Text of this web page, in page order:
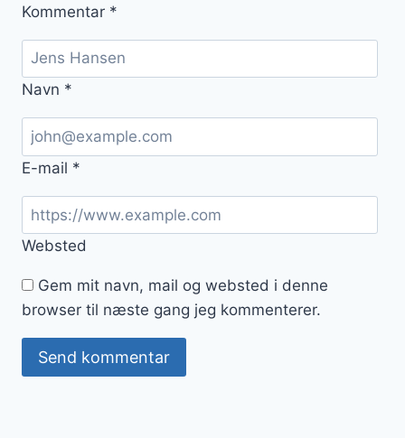
Kommentar *
Navn *
E-mail *
Websted
Gem mit navn, mail og websted i denne
browser til næste gang jeg kommenterer.